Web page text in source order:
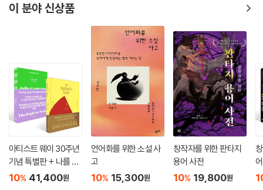
이 분야 신상품
아티스트 웨이 30주년
기념 특별판 + 나를 위
해 쓸 권리 세트
10% 41,400원
언어화를 위한 소설 사
고
10% 15,300원
창작자를 위한 판타지
용어 사전
10% 19,800원